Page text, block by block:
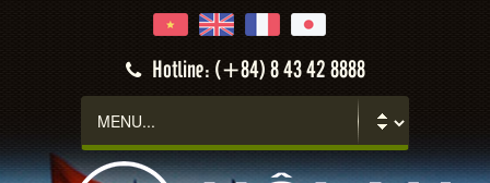
Hotline: (+84) 8 43 42 8888